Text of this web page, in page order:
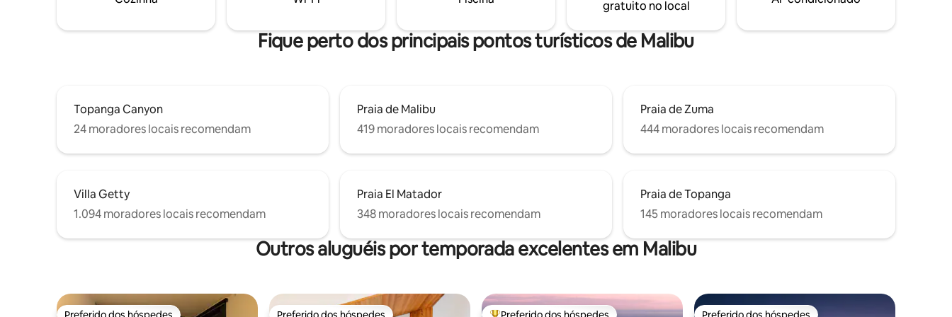
Canyon, centralmente localizado em
escadas - por favor, leia as regras da casa
gratuito no local
Fique perto dos principais pontos turísticos de Malibu
Topanga Canyon
24 moradores locais recomendam
Praia de Malibu
419 moradores locais recomendam
Praia de Zuma
444 moradores locais recomendam
Villa Getty
1.094 moradores locais recomendam
Praia El Matador
348 moradores locais recomendam
Praia de Topanga
145 moradores locais recomendam
Outros aluguéis por temporada excelentes em Malibu